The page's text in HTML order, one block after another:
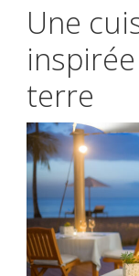
Une
terre